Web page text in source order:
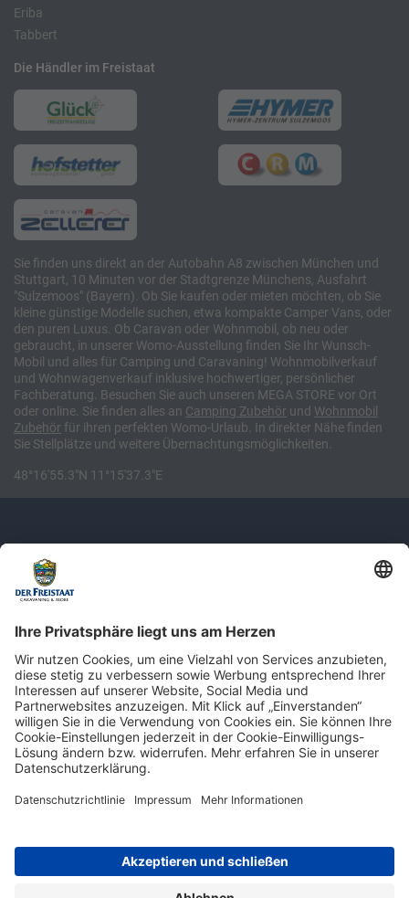
Eriba
Tabbert
Die Händler im Freistaat
Sie finden uns direkt an der Autobahn A8 zwischen München und
Stuttgart, 10 Minuten vor der Stadtgrenze Münchens, Ausfahrt
"Sulzemoos" (Bayern). Ob Sie kaufen oder mieten möchten, ob Sie
kleine günstige Modelle suchen, etwa kompakte Camper Vans, oder
den puren Luxus. Ob Caravan oder Wohnmobil, ob neu oder
gebraucht, in unserer Womo-Ausstellung finden Sie Ihr Wunsch-
Mobil und alles für Camping und Caravaning! Wohnmobilverkauf
und Wohnwagenverkauf inklusive hochwertiger, persönlicher
Fachberatung. Besuchen Sie auch unseren MEGA STORE vor Ort
oder online. Sie finden alles an Camping Zubehör und Wohnmobil
Zubehör für ihren perfekten Womo-Urlaub. In direkter Nähe finden
Sie Stellplätze und weitere Übernachtungsmöglichkeiten.
48°16'55.3"N 11°15'37.3"E
Newsletter: Jetzt auf
shop.derfreistaat.de anmelden und
einen 5€ Gutschein für unseren Online-
Shop erhalten!*
Impressum Datenschutz Barrierefreiheit